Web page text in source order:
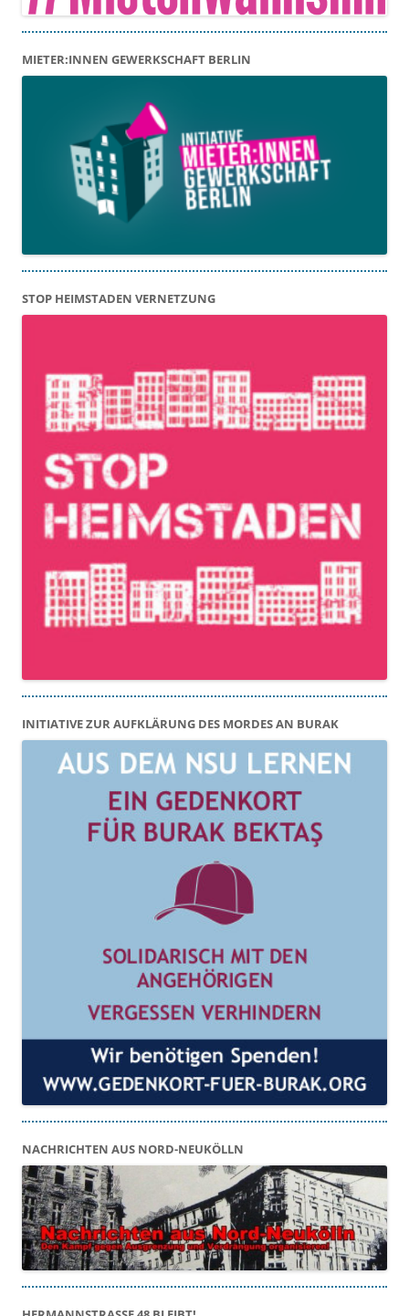
MIETER:INNEN GEWERKSCHAFT BERLIN
STOP HEIMSTADEN VERNETZUNG
INITIATIVE ZUR AUFKLÄRUNG DES MORDES AN BURAK
NACHRICHTEN AUS NORD-NEUKÖLLN